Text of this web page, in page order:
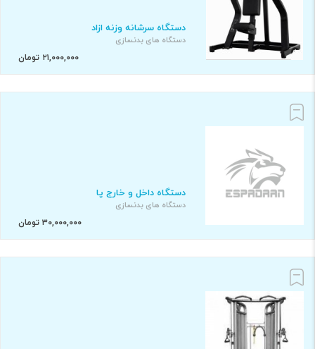
دستگاه سرشانه وزنه ازاد
دستگاه های بدنسازی
۲۱,۰۰۰,۰۰۰ تومان
دستگاه داخل و خارج پا
دستگاه های بدنسازی
۳۰,۰۰۰,۰۰۰ تومان